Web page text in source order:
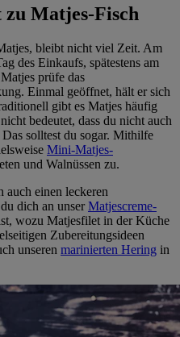
zu Matjes-Fisch
bleibt nicht viel Zeit. Am
des Einkaufs, spätestens am
prüfe das
Einmal geöffnet, hält er sich
gibt es Matjes häufig
bedeutet, dass du nicht auch
solltest du sogar. Mithilfe
Mini-Matjes-
und Walnüssen zu.
auch einen leckeren
dich an unser Matjescreme-
wozu Matjesfilet in der Küche
Zubereitungsideen
unseren marinierten Hering in